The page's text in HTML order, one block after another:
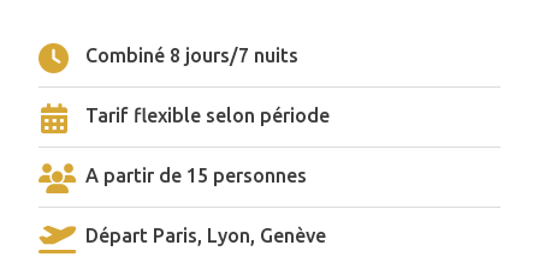
Combiné 8 jours/7 nuits
Tarif flexible selon période
A partir de 15 personnes
Départ Paris, Lyon, Genève